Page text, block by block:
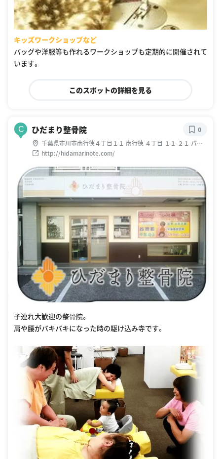
キッズワークショップなど
バッグや洋服等も作れるワークショップも定期的に開催されて
います。
このスポットの詳細を見る
C ひだまり整骨院
千葉県市川市南行徳４丁目１１ 南行徳 ４丁目 １１ ２１ パー
ルグレイス1F
http://hidamarinote.com/
0
子連れ大歓迎の整骨院。
肩や腰がバキバキになった時の駆け込み寺です。